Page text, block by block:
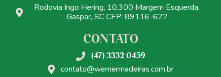
Rodovia Ingo Hering, 10.300 Margem Esquerda,
Gaspar, SC CEP: 89116-622
CONTATO
(47) 3332 0459
contato@wernermadeiras.com.br